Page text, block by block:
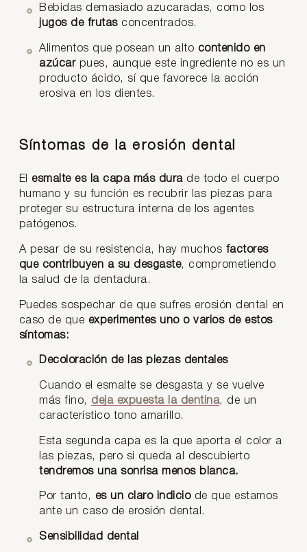
Bebidas demasiado azucaradas, como los
jugos de frutas concentrados.
Alimentos que posean un alto contenido en
azúcar pues, aunque este ingrediente no es un
producto ácido, sí que favorece la acción
erosiva en los dientes.
Síntomas de la erosión dental
El esmalte es la capa más dura de todo el cuerpo
humano y su función es recubrir las piezas para
proteger su estructura interna de los agentes
patógenos.
A pesar de su resistencia, hay muchos factores
que contribuyen a su desgaste, comprometiendo
la salud de la dentadura.
Puedes sospechar de que sufres erosión dental en
caso de que experimentes uno o varios de estos
síntomas:
Decoloración de las piezas dentales
Cuando el esmalte se desgasta y se vuelve
más fino, deja expuesta la dentina, de un
característico tono amarillo.
Esta segunda capa es la que aporta el color a
las piezas, pero si queda al descubierto
tendremos una sonrisa menos blanca.
Por tanto, es un claro indicio de que estamos
ante un caso de erosión dental.
Sensibilidad dental